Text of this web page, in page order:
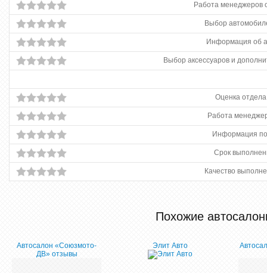
Работа менеджеров
Выбор
Информация об
Выбор аксессуаров и
Оценка
Работа
Информация
Срок
Качество
Похожие
Автосалон «Союзмото-
ДВ» отзывы
Элит Авто